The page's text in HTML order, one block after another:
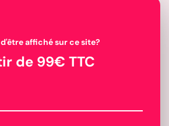
d'être affiché sur ce site?
de 99€ TTC